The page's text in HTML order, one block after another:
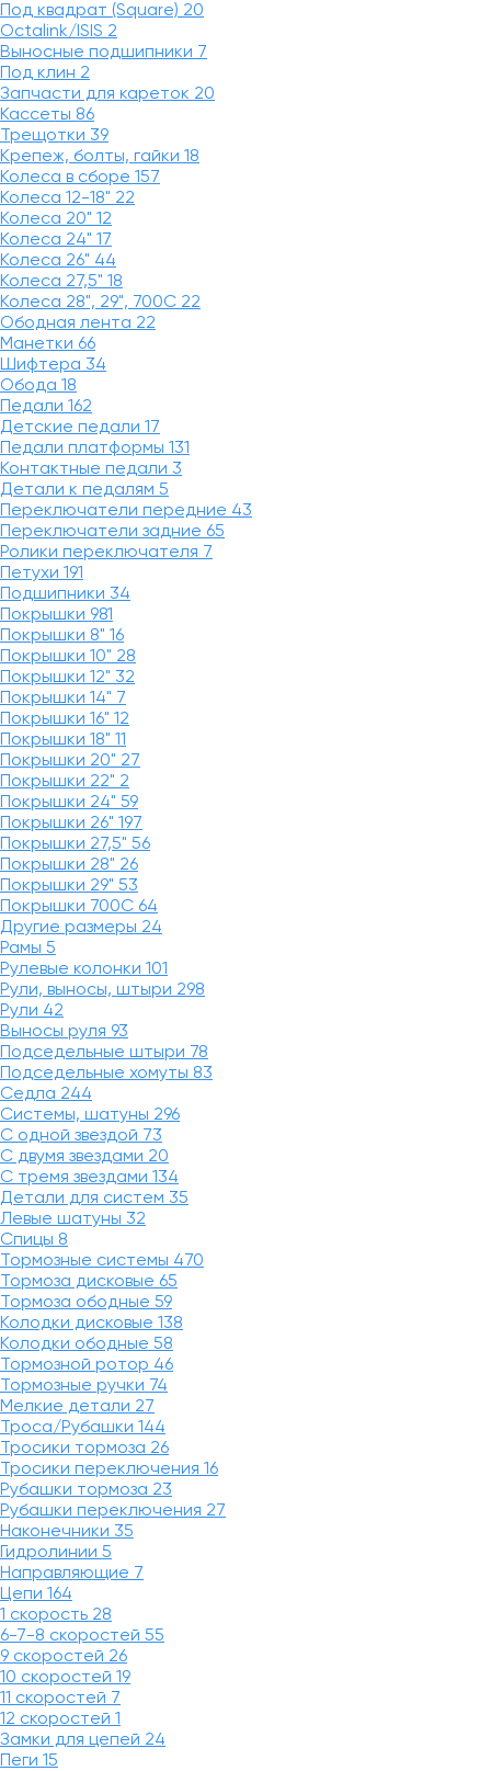
Под квадрат (Square) 20
Octalink/ISIS 2
Выносные подшипники 7
Под клин 2
Запчасти для кареток 20
Кассеты 86
Трещотки 39
Крепеж, болты, гайки 18
Колеса в сборе 157
Колеса 12-18" 22
Колеса 20" 12
Колеса 24" 17
Колеса 26" 44
Колеса 27,5" 18
Колеса 28", 29", 700С 22
Ободная лента 22
Манетки 66
Шифтера 34
Обода 18
Педали 162
Детские педали 17
Педали платформы 131
Контактные педали 3
Детали к педалям 5
Переключатели передние 43
Переключатели задние 65
Ролики переключателя 7
Петухи 191
Подшипники 34
Покрышки 981
Покрышки 8" 16
Покрышки 10" 28
Покрышки 12" 32
Покрышки 14" 7
Покрышки 16" 12
Покрышки 18" 11
Покрышки 20" 27
Покрышки 22" 2
Покрышки 24" 59
Покрышки 26" 197
Покрышки 27,5" 56
Покрышки 28" 26
Покрышки 29" 53
Покрышки 700C 64
Другие размеры 24
Рамы 5
Рулевые колонки 101
Рули, выносы, штыри 298
Рули 42
Выносы руля 93
Подседельные штыри 78
Подседельные хомуты 83
Седла 244
Системы, шатуны 296
С одной звездой 73
С двумя звездами 20
С тремя звездами 134
Детали для систем 35
Левые шатуны 32
Спицы 8
Тормозные системы 470
Тормоза дисковые 65
Тормоза ободные 59
Колодки дисковые 138
Колодки ободные 58
Тормозной ротор 46
Тормозные ручки 74
Мелкие детали 27
Троса/Рубашки 144
Тросики тормоза 26
Тросики переключения 16
Рубашки тормоза 23
Рубашки переключения 27
Наконечники 35
Гидролинии 5
Направляющие 7
Цепи 164
1 скорость 28
6-7-8 скоростей 55
9 скоростей 26
10 скоростей 19
11 скоростей 7
12 скоростей 1
Замки для цепей 24
Пеги 15